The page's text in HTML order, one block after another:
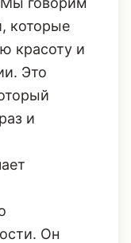
которые
красоту и
Это
и
Он